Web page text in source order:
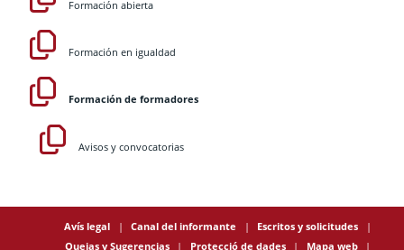
Formación abierta
Formación en igualdad
Formación de formadores
Avisos y convocatorias
Avís legal Canal del informante
Escritos y solicitudes
Quejas y Sugerencias
Protecció de dades Mapa web